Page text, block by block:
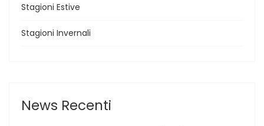
Stagioni Estive
Stagioni Invernali
News Recenti